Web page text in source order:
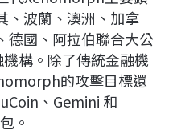
、波蘭、澳洲、加拿
德國、阿拉伯聯合大公
構。除了傳統金融機
的攻擊目標還
、Gemini 和
。